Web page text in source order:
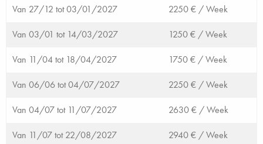
Van 27/12 tot 03/01/2027 2250 € /Week
Van 03/01 tot 14/03/2027 1250 € /Week
Van 11/04 tot 18/04/2027 1750 € /Week
Van 06/06 tot 04/07/2027 2250 € /Week
Van 04/07 tot 11/07/2027 2630 € /Week
Van 11/07 tot 22/08/2027 2940 € /Week